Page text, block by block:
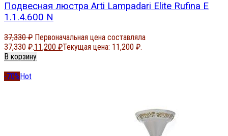
Подвесная люстра Arti Lampadari Elite Rufina E
1.1.4.600 N
37,330₽ Первоначальная цена составляла
37,330 ₽.11,200 ₽Текущая цена: 11,200 ₽.
В корзину
-70%Hot